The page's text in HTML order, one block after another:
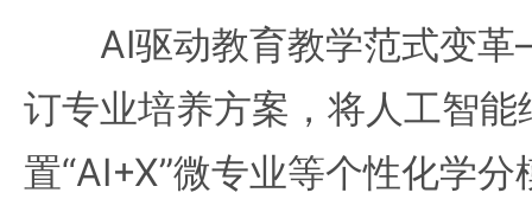
AI驱动教育教学范式变革
订专业培养方案，将人工智
置“AI+X”微专业等个性化学